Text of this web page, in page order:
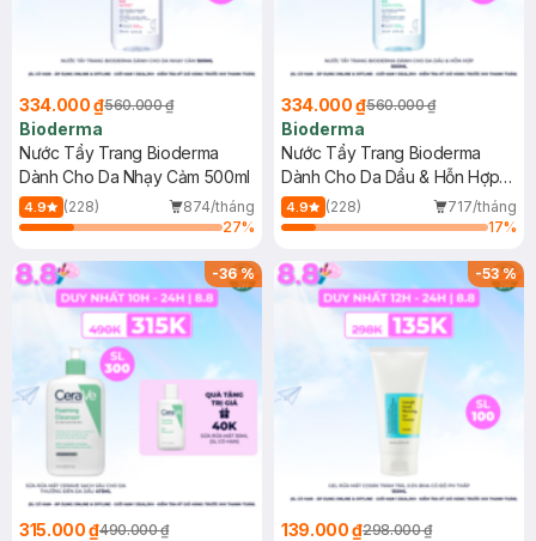
334.000 ₫560.000 ₫
Bioderma
Nước Tẩy Trang Bioderma
Dành Cho Da Nhạy Cảm 500ml
4.9 (228)
874/tháng
27%
334.000 ₫560.000 ₫
Bioderma
Nước Tẩy Trang Bioderma
Dành Cho Da Dầu & Hỗn Hợp
500ml
4.9 (228)
717/tháng
17%
-36%
315.000 ₫490.000 ₫
-53%
139.000 ₫298.000 ₫